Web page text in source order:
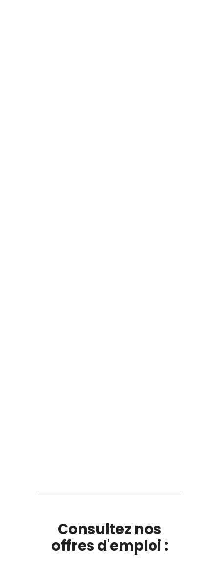
Consultez nos
offres d'emploi :